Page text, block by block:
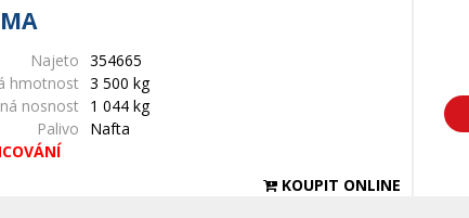
Najeto 354665
hmotnost 3 500 kg
nosnost
1 044 kg
Palivo
Nafta
KOUPIT ONLINE